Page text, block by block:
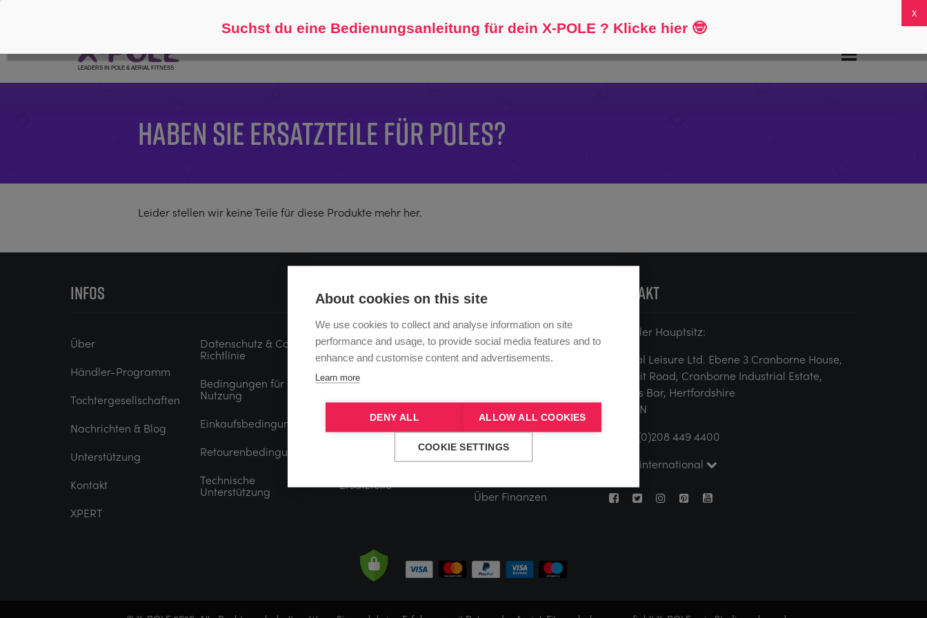
HABEN SIE ERSATZTEILE FÜR POLES?
Leider stellen wir keine Teile für diese Produkte mehr her.
INFOS
Über
Händler-Programm
Tochtergesellschaften
Nachrichten & Blog
Unterstützung
Kontakt
XPERT
Datenschutz & Cookie-
Richtlinie
Bedingungen für die
Nutzung
Einkaufsbedingungen
Retourenbedingungen
Technische
Unterstützung
SHOP
Alle Produkte
Stages
Aerial
Ersatzteile
KONTO
Register
Warenkorb
Wunschzettel
Über Finanzen
KONTAKT
Globaler Hauptsitz:
Vertical Leisure Ltd. Ebene 3 Cranborne House,
Summit Road, Cranborne Industrial Estate,
Potters Bar, Hertfordshire
EN6 3JN
0044 (0)208 449 4400
Xpole international
Suchst du eine Bedienungsanleitung für dein X-POLE ? Klicke hier🤓
About cookies on this site
We use cookies to collect and analyse information on site
performance and usage, to provide social media features and to
enhance and customise content and advertisements.
Learn more
DENY ALL ALLOW ALL COOKIES
COOKIE SETTINGS